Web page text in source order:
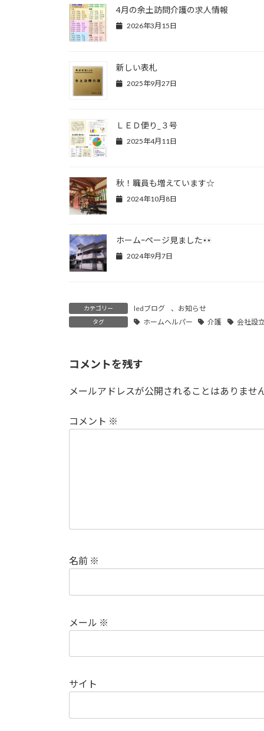
4月の余土訪問介護の求人情報
2026年3月15日
新しい表札
2025年9月27日
ＬＥＤ便り_３号
2025年4月11日
秋！職員も増えています☆
2024年10月8日
ホームｰページ見ました
2024年9月7日
カテゴリー ledブログ 、 お知らせ
タグ ホームヘルパー 介護 会社設
コメントを残す
メールアドレスが公開されることはありませ
コメント ※
名前 ※
メール ※
サイト